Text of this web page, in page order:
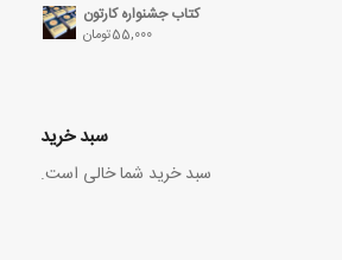
کتاب جشنواره کارتون
55,000تومان
سبد خرید
سبد خرید شما خالی است.